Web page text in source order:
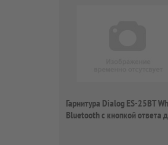
Гарнитура Dialog ES-25BT
Bluetooth с кнопкой ответа